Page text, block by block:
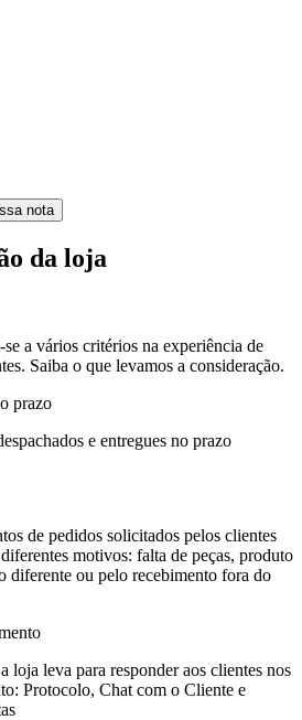
nota
da loja
a vários critérios na experiência de
Saiba o que levamos a consideração.
prazo
e entregues no prazo
de pedidos solicitados pelos clientes
motivos: falta de peças, produto
diferente ou pelo recebimento fora do
loja leva para responder aos clientes nos
Protocolo, Chat com o Cliente e